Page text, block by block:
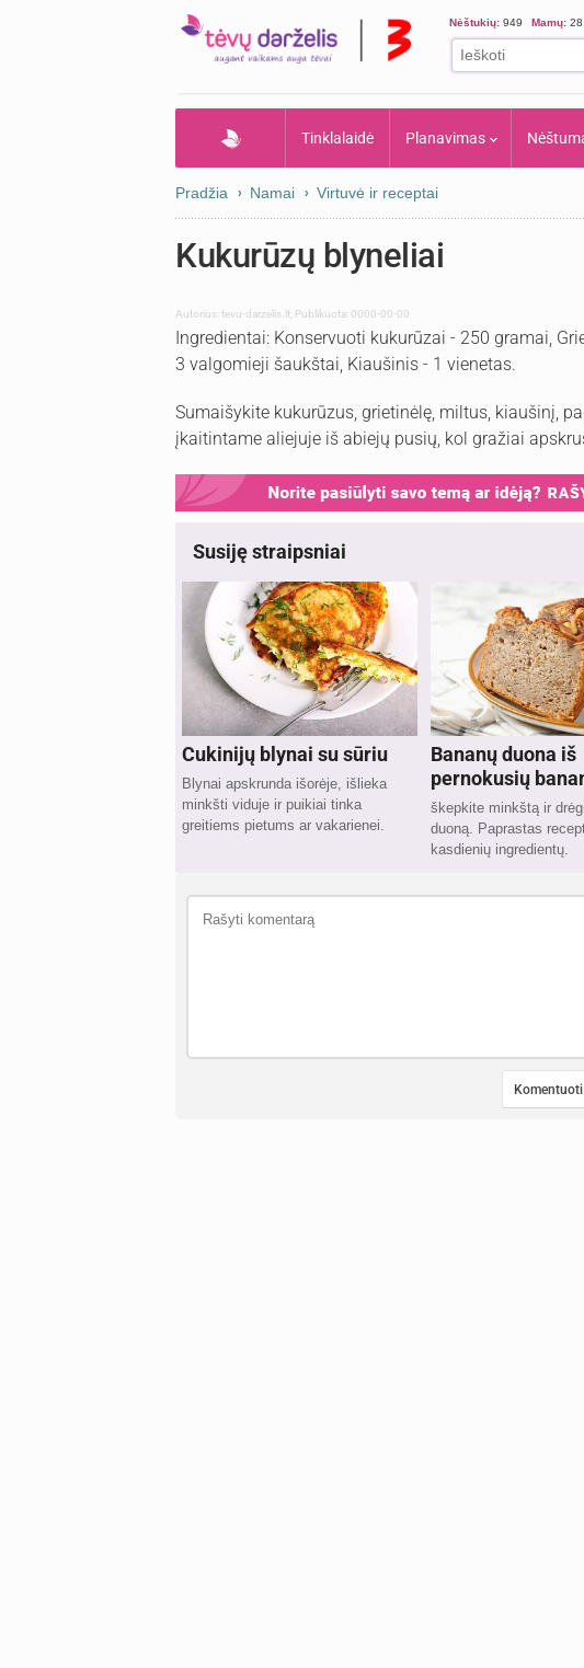
Nėštukių: 949 Mamų:
Tinklalaidė Planavimas
Pradžia Namai Virtuvė ir receptai
Kukurūzų blyneliai
Autorius:tevu-darzelis.lt Publikuota: 0000-00-00
Ingredientai: Konservuoti kukurūzai - 250 gramai,
3 valgomieji šaukštai, Kiaušinis - 1 vienetas.
Sumaišykite kukurūzus, grietinėlę, miltus, kiaušinį,
įkaitintame aliejuje iš abiejų pusių, kol gražiai
Susiję straipsniai
Cukinijų blynai su sūriu
Blynai apskrunda išorėje, išlieka
minkšti viduje ir puikiai tinka
greitiems pietums ar vakarienei.
Bananų duona iš
pernokusių
škepkite minkštą ir
duoną. Paprastas
kasdienių ingredientų.